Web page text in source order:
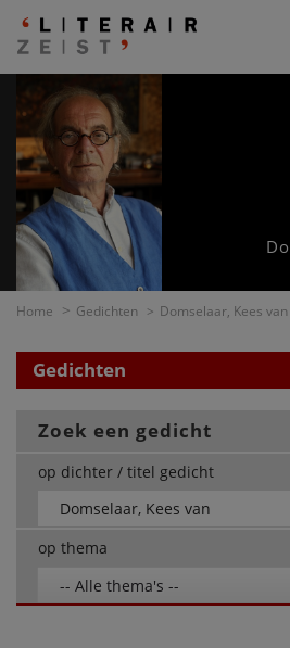
Home Gedichten Domselaar, Kees van
Gedichten
Zoek een gedicht
op dichter / titel gedicht
op thema
-- Alle thema's --